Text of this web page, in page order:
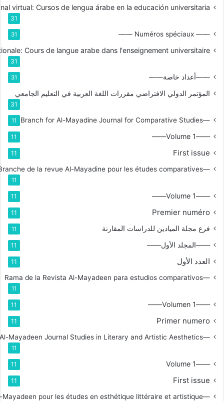
virtual: Cursos de lengua árabe en la educación universitaria
31
—— Numéros spéciaux ——
31
Cours de langue arabe dans l'enseignement universitaire
31
——أعداد خاصة—— 31
المؤتمر الدولي الافتراضي مقررات اللغة العربية في التعليم الجامعي
31
—Branch for Al-Mayadine Journal for Comparative Studies
11
——Volume 1——
11
First issue
11
—Branche de la revue Al-Mayadine pour les études comparatives
11
——Volume 1——
11
Premier numéro
11
فرع مجلة الميادين للدراسات المقارنة 11
——المجلد الأول—— 11
العدد الأول 11
—Rama de la Revista Al-Mayadeen para estudios comparativos
11
——Volumen 1——
11
Primer numero
11
—Branch for Al-Mayadeen Journal Studies in Literary and Artistic Aesthetics
11
——Volume 1
11
First issue
11
—Branche de la revue Al-Mayadeen pour les études en esthétique littéraire et artistique